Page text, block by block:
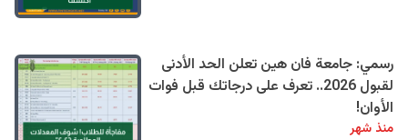
رسمي: جامعة فان هين تعلن الحد الأدنى
لقبول 2026.. تعرف على درجاتك قبل فوات
الأوان!
منذ شهر